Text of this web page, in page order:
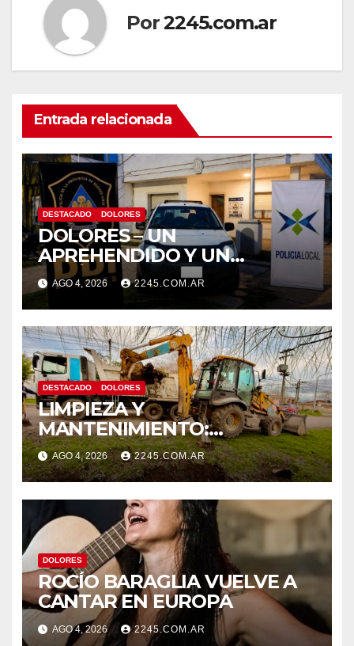
Por2245.com.ar
Entrada relacionada
DESTACADO DOLORES
DOLORES – UN
APREHENDIDO Y UN
VEHÍCULO SECUESTRADO
TRAS DISPAROS Y AMENAZAS
AGO 4, 2026 2245.COM.AR
DESTACADO DOLORES
LIMPIEZA Y
MANTENIMIENTO:
CONTINÚAN LOS TRABAJOS
DE ZANJEO EN DISTINTOS
SECTORES DE LA CIUDAD
AGO 4, 2026 2245.COM.AR
DOLORES
ROCÍO BARAGLIA VUELVE A
CANTAR EN EUROPA
AGO 4, 2026 2245.COM.AR